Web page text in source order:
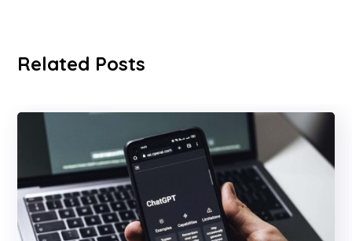
Related Posts